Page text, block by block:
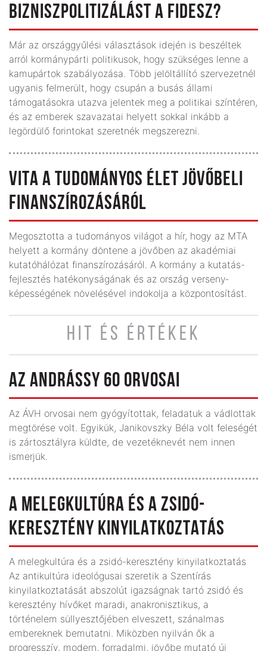
BIZNISZPOLITIZÁLÁST A FIDESZ?
Már az országgyűlési választások idején is beszéltek
arról kormánypárti politikusok, hogy szükséges lenne a
kamupártok szabályozása. Több jelöltállító szervezetnél
ugyanis felmerült, hogy csupán a busás állami
támogatásokra utazva jelentek meg a politikai színtéren,
és az emberek szavazatai helyett sokkal inkább a
legördülő forintokat szeretnék megszerezni.
VITA A TUDOMÁNYOS ÉLET JÖVŐBELI
FINANSZÍROZÁSÁRÓL
Megosztotta a tudományos világot a hír, hogy az MTA
helyett a kormány döntene a jövőben az akadémiai
kutatóhálózat finanszírozásáról. A kormány a kutatás-
fejlesztés hatékonyságának és az ország verseny­
képességének növelésével indokolja a központosítást.
HIT ÉS ÉRTÉKEK
AZ ANDRÁSSY 60 ORVOSAI
Az ÁVH orvosai nem gyógyítottak, feladatuk a vádlottak
megtörése volt. Egyikük, Janikovszky Béla volt feleségét
is zártosztályra küldte, de vezetéknevét nem innen
ismerjük.
A MELEGKULTÚRA ÉS A ZSIDÓ-
KERESZTÉNY KINYILATKOZTATÁS
A melegkultúra és a zsidó-keresztény kinyilatkoztatás
Az antikultúra ideológusai szeretik a Szentírás
kinyilatkoztatását abszolút igazságnak tartó zsidó és
keresztény hívőket maradi, anakronisztikus, a
történelem süllyesztőjében elveszett, szánalmas
embereknek bemutatni. Miközben nyilván ők a
progresszív, modern, forradalmi, jövőbe mutató új